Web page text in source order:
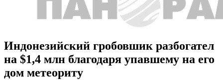
Индонезийский гробовшик разбогател
на $1,4 млн благодаря упавшему на его
дом метеориту